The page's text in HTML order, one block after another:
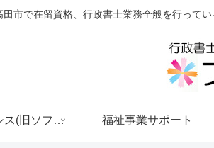
市で在留資格、行政書士業務全般を行って
行政書士法人イシス(旧ソフィア行政書士事務所) 福祉事業サポート